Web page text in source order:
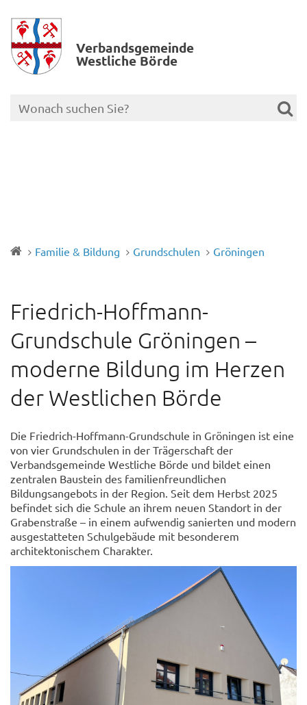
Verbands­gemeinde
Westliche Börde
Familie & Bildung Grundschulen Gröningen
Friedrich-Hoffmann-
Grundschule Gröningen –
moderne Bildung im Herzen
der Westlichen Börde
Die Friedrich-Hoffmann-Grundschule in Gröningen ist eine
von vier Grundschulen in der Trägerschaft der
Verbandsgemeinde Westliche Börde und bildet einen
zentralen Baustein des familienfreundlichen
Bildungsangebots in der Region. Seit dem Herbst 2025
befindet sich die Schule an ihrem neuen Standort in der
Grabenstraße – in einem aufwendig sanierten und modern
ausgestatteten Schulgebäude mit besonderem
architektonischem Charakter.